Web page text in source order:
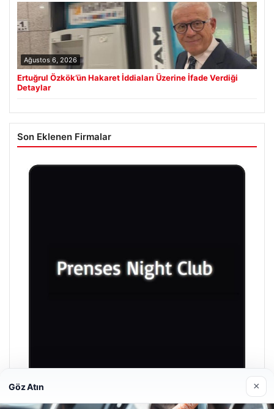
Ağustos 6, 2026
Ertuğrul Özkök’ün Hakaret İddiaları Üzerine İfade Verdiği
Detaylar
Son Eklenen Firmalar
Prenses Night Club
Göz Atın ×